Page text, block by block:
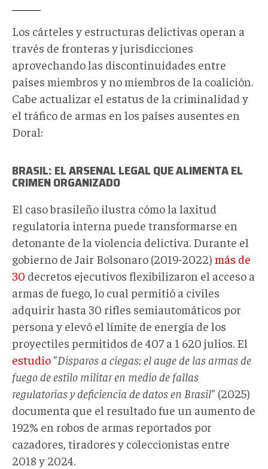
Los cárteles y estructuras delictivas operan a
través de fronteras y jurisdicciones
aprovechando las discontinuidades entre
países miembros y no miembros de la coalición.
Cabe actualizar el estatus de la criminalidad y
el tráfico de armas en los países ausentes en
Doral:
BRASIL: EL ARSENAL LEGAL QUE ALIMENTA EL
CRIMEN ORGANIZADO
El caso brasileño ilustra cómo la laxitud
regulatoria interna puede transformarse en
detonante de la violencia delictiva. Durante el
gobierno de Jair Bolsonaro (2019-2022) más de
30 decretos ejecutivos flexibilizaron el acceso a
armas de fuego, lo cual permitió a civiles
adquirir hasta 30 rifles semiautomáticos por
persona y elevó el límite de energía de los
proyectiles permitidos de 407 a 1 620 julios. El
estudio "Disparos a ciegas: el auge de las armas de
fuego de estilo militar en medio de fallas
regulatorias y deficiencia de datos en Brasil" (2025)
documenta que el resultado fue un aumento de
192% en robos de armas reportados por
cazadores, tiradores y coleccionistas entre
2018 y 2024.